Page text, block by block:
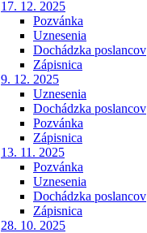
17. 12. 2025
Pozvánka
Uznesenia
Dochádzka poslancov
Zápisnica
9. 12. 2025
Uznesenia
Dochádzka poslancov
Pozvánka
Zápisnica
13. 11. 2025
Pozvánka
Uznesenia
Dochádzka poslancov
Zápisnica
28. 10. 2025